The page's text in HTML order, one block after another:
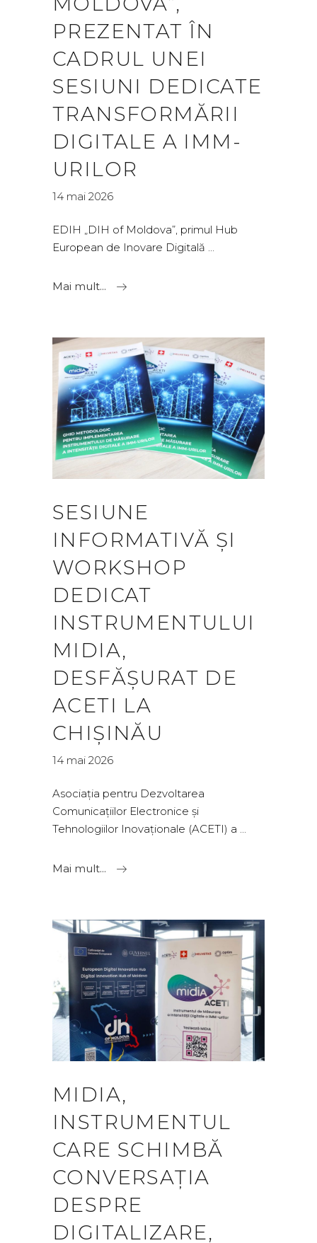
PREZENTAT ÎN
CADRUL UNEI
SESIUNI DEDICATE
TRANSFORMĂRII
DIGITALE A IMM-
URILOR
14 mai 2026
EDIH „DIH of Moldova”, primul Hub
European de Inovare Digitală
Mai mult...
SESIUNE
INFORMATIVĂ ȘI
WORKSHOP
DEDICAT
INSTRUMENTULUI
MIDIA,
DESFĂȘURAT DE
ACETI LA
CHIȘINĂU
14 mai 2026
Asociația pentru Dezvoltarea
Comunicațiilor Electronice și
Tehnologiilor Inovaționale (ACETI) a
Mai mult...
MIDIA,
INSTRUMENTUL
CARE SCHIMBĂ
CONVERSAȚIA
DESPRE
DIGITALIZARE,